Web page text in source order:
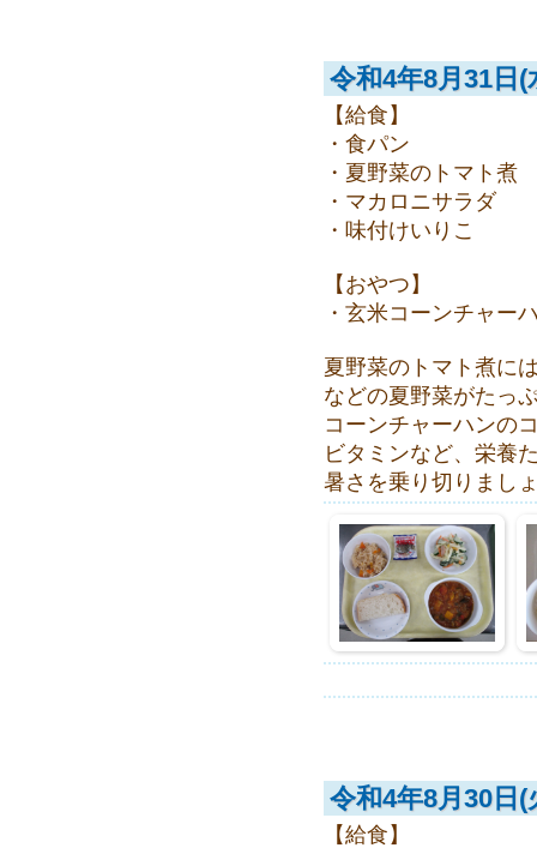
令和4年8月31日(
【給食】
・食パン
・夏野菜のトマト煮
・マカロニサラダ
・味付けいりこ
【おやつ】
・玄米コーンチャー
夏野菜のトマト煮に
などの夏野菜がたっ
コーンチャーハンの
ビタミンなど、栄養
暑さを乗り切りまし
令和4年8月30日(
【給食】